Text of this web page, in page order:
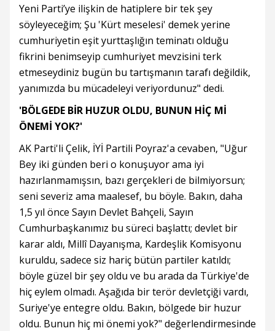
Yeni Parti’ye ilişkin de hatiplere bir tek şey
söyleyeceğim; Şu 'Kürt meselesi' demek yerine
cumhuriyetin eşit yurttaşlığın teminatı olduğu
fikrini benimseyip cumhuriyet mevzisini terk
etmeseydiniz bugün bu tartışmanın tarafı değildik,
yanımızda bu mücadeleyi veriyordunuz" dedi.
'BÖLGEDE BİR HUZUR OLDU, BUNUN HİÇ Mİ
ÖNEMİ YOK?'
AK Parti'li Çelik, İYİ Partili Poyraz'a cevaben, "Uğur
Bey iki günden beri o konuşuyor ama iyi
hazırlanmamışsın, bazı gerçekleri de bilmiyorsun;
seni severiz ama maalesef, bu böyle. Bakın, daha
1,5 yıl önce Sayın Devlet Bahçeli, Sayın
Cumhurbaşkanımız bu süreci başlattı; devlet bir
karar aldı, Millî Dayanışma, Kardeşlik Komisyonu
kuruldu, sadece siz hariç bütün partiler katıldı;
böyle güzel bir şey oldu ve bu arada da Türkiye'de
hiç eylem olmadı. Aşağıda bir terör devletçiği vardı,
Suriye'ye entegre oldu. Bakın, bölgede bir huzur
oldu. Bunun hiç mi önemi yok?" değerlendirmesinde